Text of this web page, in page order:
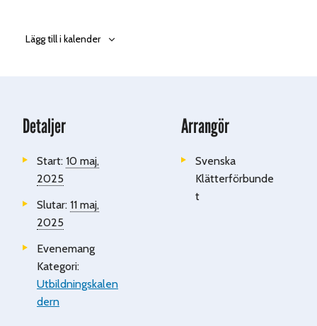
Lägg till i kalender
Detaljer
Start: 10 maj,
2025
Slutar: 11 maj,
2025
Evenemang
Kategori:
Utbildningskalen
dern
Arrangör
Svenska
Klätterförbunde
t